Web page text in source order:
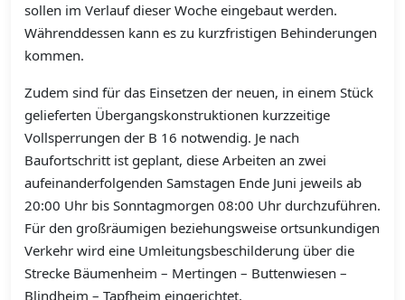
sollen im Verlauf dieser Woche eingebaut werden.
Währenddessen kann es zu kurzfristigen Behinderungen
kommen.
Zudem sind für das Einsetzen der neuen, in einem Stück
gelieferten Übergangskonstruktionen kurzzeitige
Vollsperrungen der B 16 notwendig. Je nach
Baufortschritt ist geplant, diese Arbeiten an zwei
aufeinanderfolgenden Samstagen Ende Juni jeweils ab
20:00 Uhr bis Sonntagmorgen 08:00 Uhr durchzuführen.
Für den großräumigen beziehungsweise ortsunkundigen
Verkehr wird eine Umleitungsbeschilderung über die
Strecke Bäumenheim – Mertingen – Buttenwiesen –
Blindheim – Tapfheim eingerichtet.